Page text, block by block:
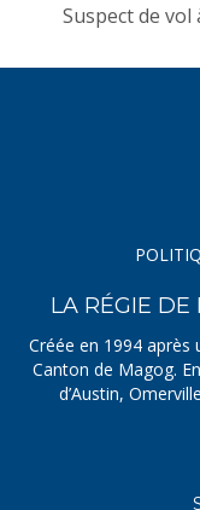
Suspect de vol
LA RÉGIE
Créée en 1994 après
Canton de Magog.
d’Austin,